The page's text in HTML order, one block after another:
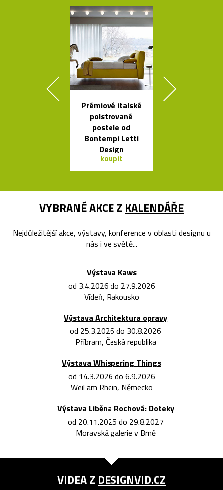
Prémiové italské
polstrované
postele od
Bontempi Letti
Design
koupit
VYBRANÉ AKCE Z KALENDÁŘE
Nejdůležitější akce, výstavy, konference v oblasti designu u
nás i ve světě...
Výstava Kaws
od 3.4.2026 do 27.9.2026
Vídeň, Rakousko
Výstava Architektura opravy
od 25.3.2026 do 30.8.2026
Příbram, Česká republika
Výstava Whispering Things
od 14.3.2026 do 6.9.2026
Weil am Rhein, Německo
Výstava Liběna Rochová: Doteky
od 20.11.2025 do 29.8.2027
Moravská galerie v Brně
VIDEA Z DESIGNVID.CZ